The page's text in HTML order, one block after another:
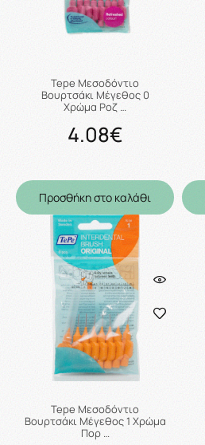
Tepe Μεσοδόντιο
Βουρτσάκι Μέγεθος 0
Χρώμα Ροζ …
4.08€
Προσθήκη στο καλάθι
Tepe Μεσοδόντιο
Βουρτσάκι Μέγεθος 1 Χρώμα
Πορ …